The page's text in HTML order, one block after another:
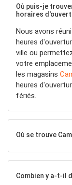
Où puis-je
horaires
Nous avons
heures
ville ou
votre
les magasins
heures
fériés.
Où se trouve
Combien y a-t-il